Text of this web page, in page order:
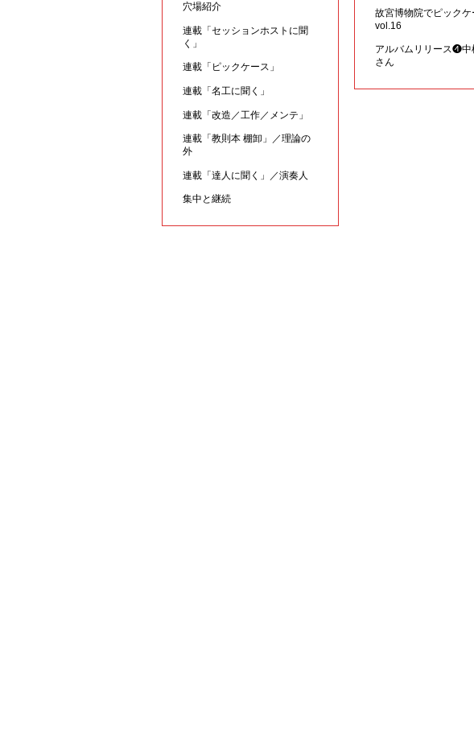
穴場紹介
連載「セッションホストに聞
く」
連載「ピックケース」
連載「名工に聞く」
連載「改造／工作／メンテ」
連載「教則本 棚卸」／理論の
外
連載「達人に聞く」／演奏人
集中と継続
故宮博物院でピックケ
vol.16
アルバムリリース❹中
さん